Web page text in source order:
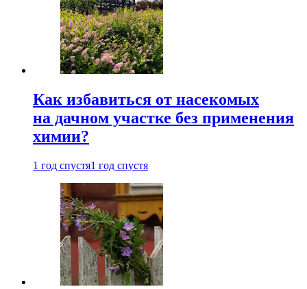
Как избавиться от насекомых
на дачном участке без применения
химии?
1 год спустя1 год спустя